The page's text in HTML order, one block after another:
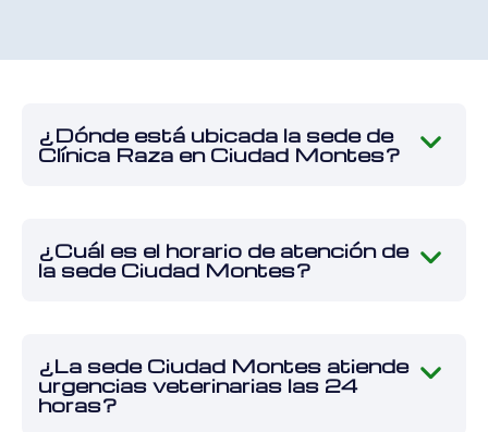
¿Dónde está ubicada la sede de
Clínica Raza en Ciudad Montes?
¿Cuál es el horario de atención de
la sede Ciudad Montes?
¿La sede Ciudad Montes atiende
urgencias veterinarias las 24
horas?